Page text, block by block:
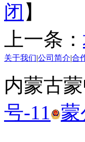
闭 】
上一条：
关于我们|公司简介|合
内蒙古
号-11 蒙